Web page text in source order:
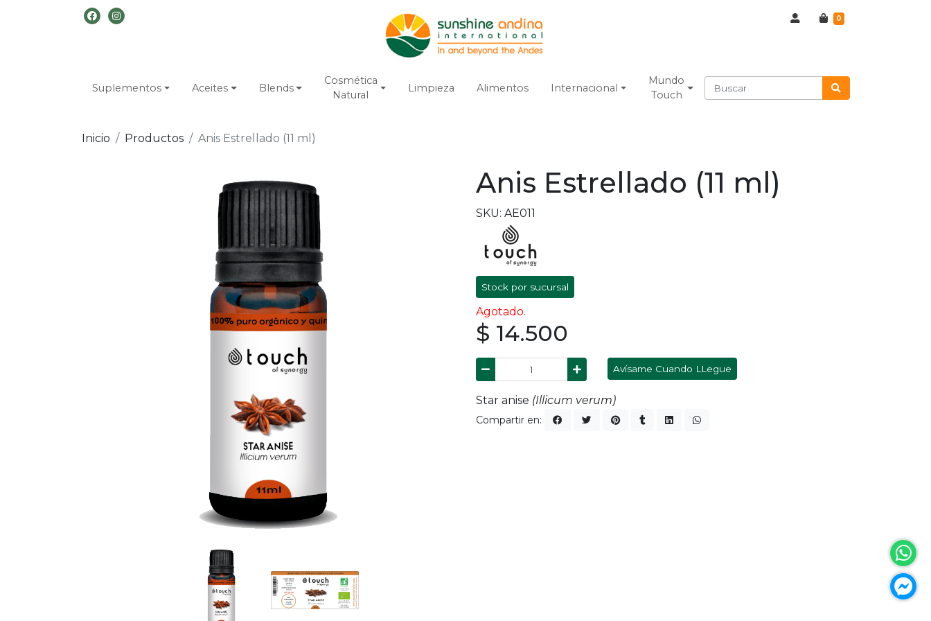
0
Suplementos Aceites Blends
Cosmética
Natural
Limpieza Alimentos Internacional
Mundo
Touch
Inicio Productos Anis Estrellado (11 ml)
Anis Estrellado (11 ml)
SKU: AE011
Stock por sucursal
Agotado.
$ 14.500
Avísame Cuando LLegue
Star anise (Illicum verum)
Compartir en: